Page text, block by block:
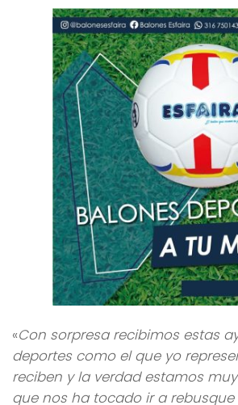
«Con sorpresa recibimos estas
deportes como el que yo
reciben y la verdad estamos
que nos ha tocado ir a